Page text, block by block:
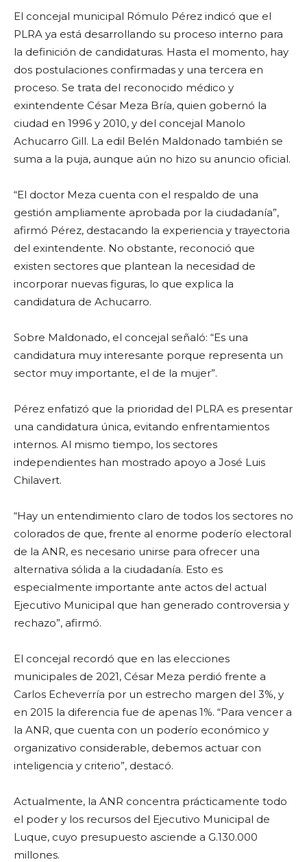
El concejal municipal Rómulo Pérez indicó que el
PLRA ya está desarrollando su proceso interno para
la definición de candidaturas. Hasta el momento, hay
dos postulaciones confirmadas y una tercera en
proceso. Se trata del reconocido médico y
exintendente César Meza Bría, quien gobernó la
ciudad en 1996 y 2010, y del concejal Manolo
Achucarro Gill. La edil Belén Maldonado también se
suma a la puja, aunque aún no hizo su anuncio oficial.
“El doctor Meza cuenta con el respaldo de una
gestión ampliamente aprobada por la ciudadanía”,
afirmó Pérez, destacando la experiencia y trayectoria
del exintendente. No obstante, reconoció que
existen sectores que plantean la necesidad de
incorporar nuevas figuras, lo que explica la
candidatura de Achucarro.
Sobre Maldonado, el concejal señaló: “Es una
candidatura muy interesante porque representa un
sector muy importante, el de la mujer”.
Pérez enfatizó que la prioridad del PLRA es presentar
una candidatura única, evitando enfrentamientos
internos. Al mismo tiempo, los sectores
independientes han mostrado apoyo a José Luis
Chilavert.
“Hay un entendimiento claro de todos los sectores no
colorados de que, frente al enorme poderío electoral
de la ANR, es necesario unirse para ofrecer una
alternativa sólida a la ciudadanía. Esto es
especialmente importante ante actos del actual
Ejecutivo Municipal que han generado controversia y
rechazo”, afirmó.
El concejal recordó que en las elecciones
municipales de 2021, César Meza perdió frente a
Carlos Echeverría por un estrecho margen del 3%, y
en 2015 la diferencia fue de apenas 1%. “Para vencer a
la ANR, que cuenta con un poderío económico y
organizativo considerable, debemos actuar con
inteligencia y criterio”, destacó.
Actualmente, la ANR concentra prácticamente todo
el poder y los recursos del Ejecutivo Municipal de
Luque, cuyo presupuesto asciende a G.130.000
millones.